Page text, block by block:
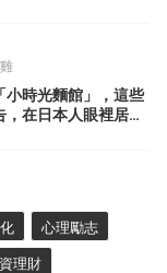
小時光麵館」，這些
在日本人眼裡居然
心理勵志
理財